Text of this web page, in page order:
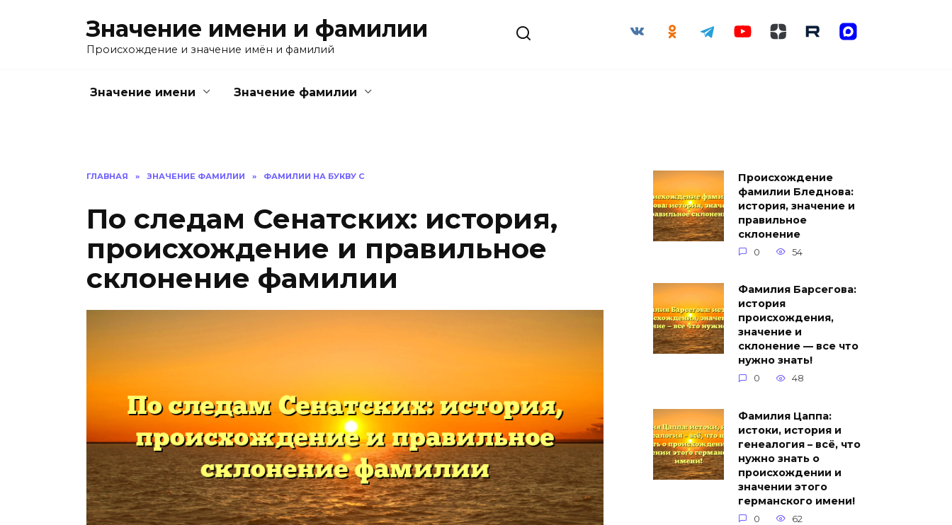
Значение имени и фамилии
Происхождение и значение имён и фамилий
Значение имени Значение фамилии
ГЛАВНАЯ » ЗНАЧЕНИЕ ФАМИЛИИ » ФАМИЛИИ НА БУКВУ С
По следам Сенатских: история,
происхождение и правильное
склонение фамилии
Происхождение
фамилии Бледнова:
история, значение и
правильное
склонение
0 54
Фамилия Барсегова:
история
происхождения,
значение и
склонение — все что
нужно знать!
0 48
Фамилия Цаппа:
истоки, история и
генеалогия – всё, что
нужно знать о
происхождении и
значении этого
германского имени!
0 62